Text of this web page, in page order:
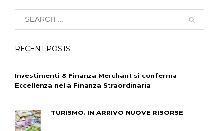
RECENT POSTS
Investimenti & Finanza Merchant si conferma
Eccellenza nella Finanza Straordinaria
TURISMO: IN ARRIVO NUOVE RISORSE